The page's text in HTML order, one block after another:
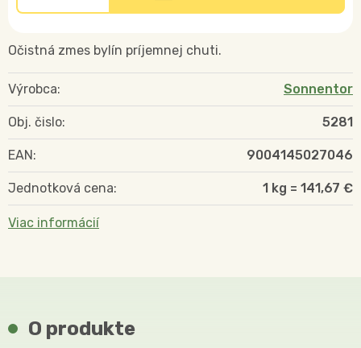
Očistná zmes bylín príjemnej chuti.
Výrobca: Sonnentor
Obj. čislo: 5281
EAN: 9004145027046
Jednotková cena: 1 kg = 141,67 €
Viac informácií
O produkte